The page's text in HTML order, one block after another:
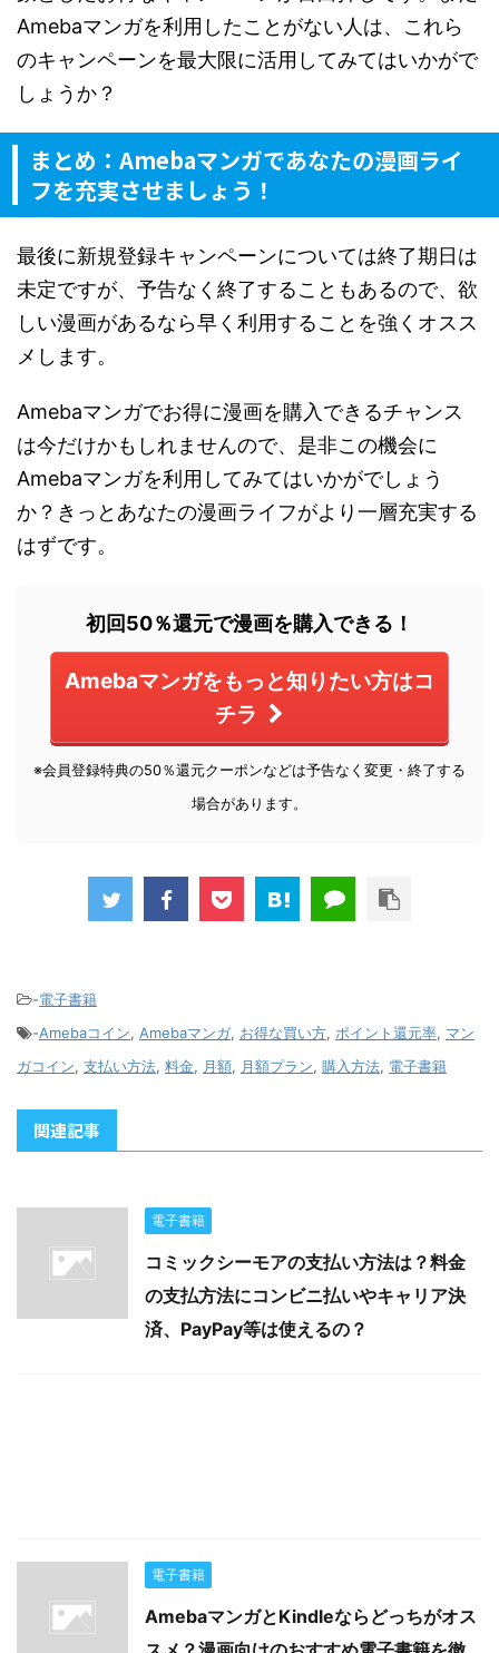
Amebaマンガを利用したことがない人は、これら
のキャンペーンを最大限に活用してみてはいかがで
しょうか？
まとめ：Amebaマンガであなたの漫画ライ
フを充実させましょう！
最後に新規登録キャンペーンについては終了期日は
未定ですが、予告なく終了することもあるので、欲
しい漫画があるなら早く利用することを強くオスス
メします。
Amebaマンガでお得に漫画を購入できるチャンス
は今だけかもしれませんので、是非この機会に
Amebaマンガを利用してみてはいかがでしょう
か？きっとあなたの漫画ライフがより一層充実する
はずです。
初回50％還元で漫画を購入できる！
Amebaマンガをもっと知りたい方はコ
チラ
※会員登録特典の50％還元クーポンなどは予告なく変更・終了する
場合があります。
-電子書籍
-Amebaコイン, Amebaマンガ, お得な買い方, ポイント還元率, マン
ガコイン, 支払い方法, 料金, 月額, 月額プラン, 購入方法, 電子書籍
関連記事
電子書籍
コミックシーモアの支払い方法は？料金
の支払方法にコンビニ払いやキャリア決
済、PayPay等は使えるの？
電子書籍
AmebaマンガとKindleならどっちがオス